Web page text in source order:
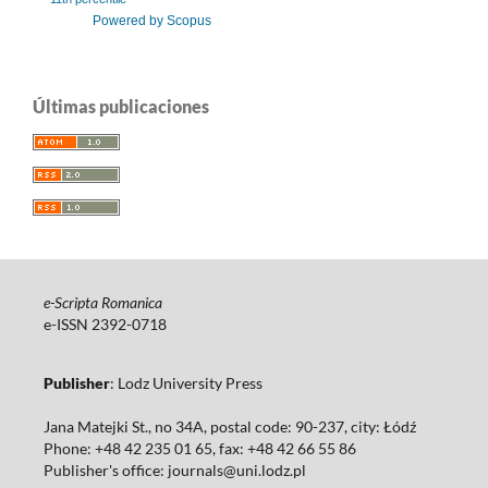
Powered by Scopus
Últimas publicaciones
e-Scripta Romanica
e-ISSN 2392-0718
Publisher: Lodz University Press
Jana Matejki St., no 34A, postal code: 90-237, city: Łódź
Phone: +48 42 235 01 65, fax: +48 42 66 55 86
Publisher's office: journals@uni.lodz.pl